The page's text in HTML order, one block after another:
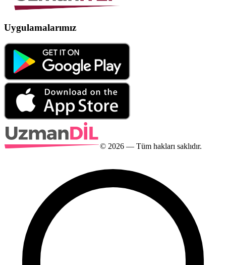
Uygulamalarımız
© 2026 — Tüm hakları saklıdır.